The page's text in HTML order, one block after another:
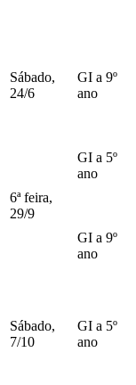
Sábado,
24/6
GI a 9º
ano
6ª feira,
29/9
GI a 5º
ano
GI a 9º
ano
Sábado,
7/10
GI a 5º
ano